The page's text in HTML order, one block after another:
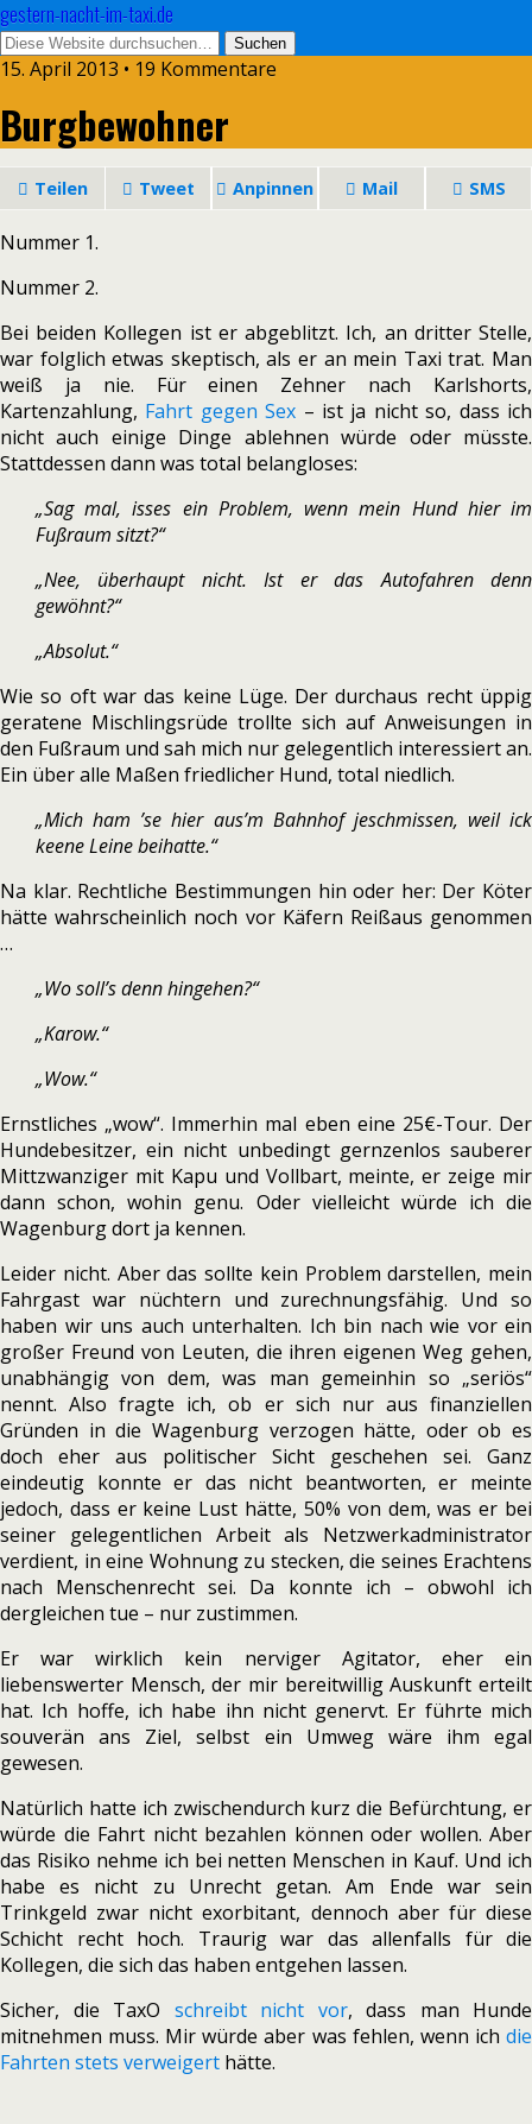
gestern-nacht-im-taxi.de
15. April 2013 • 19 Kommentare
Burgbewohner
Teilen Tweet Anpinnen Mail SMS
Nummer 1.
Nummer 2.
Bei beiden Kollegen ist er abgeblitzt. Ich, an dritter Stelle,
war folglich etwas skeptisch, als er an mein Taxi trat. Man
weiß ja nie. Für einen Zehner nach Karlshorts,
Kartenzahlung, Fahrt gegen Sex – ist ja nicht so, dass ich
nicht auch einige Dinge ablehnen würde oder müsste.
Stattdessen dann was total belangloses:
„Sag mal, isses ein Problem, wenn mein Hund hier im
Fußraum sitzt?“
„Nee, überhaupt nicht. Ist er das Autofahren denn
gewöhnt?“
„Absolut.“
Wie so oft war das keine Lüge. Der durchaus recht üppig
geratene Mischlingsrüde trollte sich auf Anweisungen in
den Fußraum und sah mich nur gelegentlich interessiert an.
Ein über alle Maßen friedlicher Hund, total niedlich.
„Mich ham ’se hier aus’m Bahnhof jeschmissen, weil ick
keene Leine beihatte.“
Na klar. Rechtliche Bestimmungen hin oder her: Der Köter
hätte wahrscheinlich noch vor Käfern Reißaus genommen
…
„Wo soll’s denn hingehen?“
„Karow.“
„Wow.“
Ernstliches „wow“. Immerhin mal eben eine 25€-Tour. Der
Hundebesitzer, ein nicht unbedingt gernzenlos sauberer
Mittzwanziger mit Kapu und Vollbart, meinte, er zeige mir
dann schon, wohin genu. Oder vielleicht würde ich die
Wagenburg dort ja kennen.
Leider nicht. Aber das sollte kein Problem darstellen, mein
Fahrgast war nüchtern und zurechnungsfähig. Und so
haben wir uns auch unterhalten. Ich bin nach wie vor ein
großer Freund von Leuten, die ihren eigenen Weg gehen,
unabhängig von dem, was man gemeinhin so „seriös“
nennt. Also fragte ich, ob er sich nur aus finanziellen
Gründen in die Wagenburg verzogen hätte, oder ob es
doch eher aus politischer Sicht geschehen sei. Ganz
eindeutig konnte er das nicht beantworten, er meinte
jedoch, dass er keine Lust hätte, 50% von dem, was er bei
seiner gelegentlichen Arbeit als Netzwerkadministrator
verdient, in eine Wohnung zu stecken, die seines Erachtens
nach Menschenrecht sei. Da konnte ich – obwohl ich
dergleichen tue – nur zustimmen.
Er war wirklich kein nerviger Agitator, eher ein
liebenswerter Mensch, der mir bereitwillig Auskunft erteilt
hat. Ich hoffe, ich habe ihn nicht genervt. Er führte mich
souverän ans Ziel, selbst ein Umweg wäre ihm egal
gewesen.
Natürlich hatte ich zwischendurch kurz die Befürchtung, er
würde die Fahrt nicht bezahlen können oder wollen. Aber
das Risiko nehme ich bei netten Menschen in Kauf. Und ich
habe es nicht zu Unrecht getan. Am Ende war sein
Trinkgeld zwar nicht exorbitant, dennoch aber für diese
Schicht recht hoch. Traurig war das allenfalls für die
Kollegen, die sich das haben entgehen lassen.
Sicher, die TaxO schreibt nicht vor, dass man Hunde
mitnehmen muss. Mir würde aber was fehlen, wenn ich die
Fahrten stets verweigert hätte.